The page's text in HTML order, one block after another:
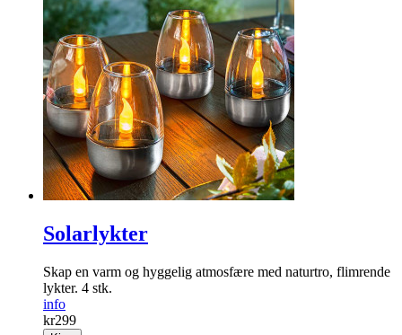
Solarlykter
Skap en varm og ­hyggelig ­atmosfære med naturtro, flimrende
lykter. 4 stk.
info
kr299